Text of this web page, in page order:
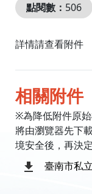
點閱數： 506
詳情請查看附件
相關附件
※為降低附件原
將由瀏覽器先下
境安全後，再決
臺南市私